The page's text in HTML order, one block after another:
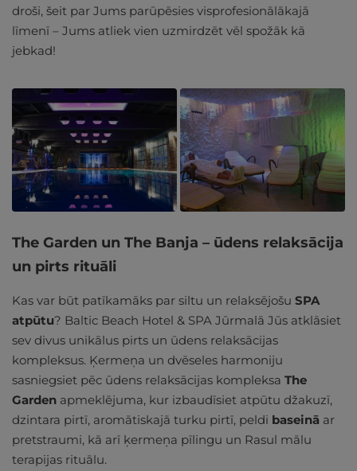
droši, šeit par Jums parūpēsies visprofesionālākajā
līmenī – Jums atliek vien uzmirdzēt vēl spožāk kā
jebkad!
The Garden un The Banja – ūdens relaksācija
un pirts rituāli
Kas var būt patīkamāks par siltu un relaksējošu SPA
atpūtu? Baltic Beach Hotel & SPA Jūrmalā Jūs atklāsiet
sev divus unikālus pirts un ūdens relaksācijas
kompleksus. Ķermeņa un dvēseles harmoniju
sasniegsiet pēc ūdens relaksācijas kompleksa The
Garden apmeklējuma, kur izbaudīsiet atpūtu džakuzī,
dzintara pirtī, aromātiskajā turku pirtī, peldi baseinā ar
pretstraumi, kā arī ķermeņa pīlingu un Rasul mālu
terapijas rituālu.